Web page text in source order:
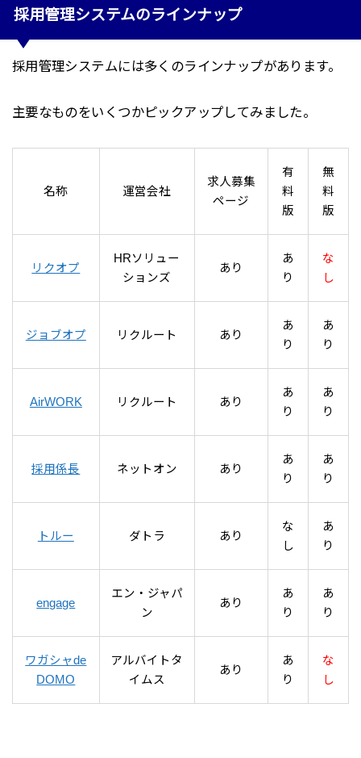
採用管理システムのラインナップ
採用管理システムには多くのラインナップがあります。
主要なものをいくつかピックアップしてみました。
名称 運営会社
求人募集
ページ
有
料
版
無
料
版
リクオプ
HRソリュー
ションズ
あり
あ
り
な
し
ジョブオプ リクルート あり
あ
り
あ
り
AirWORK リクルート あり
あ
り
あ
り
採用係長 ネットオン あり
あ
り
あ
り
トルー ダトラ あり
な
し
あ
り
engage
エン・ジャパ
ン
あり
あ
り
あ
り
ワガシャde
DOMO
アルバイトタ
イムス
あり
あ
り
な
し